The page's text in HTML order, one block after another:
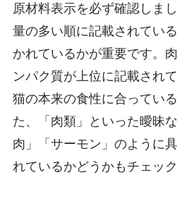
原材料表示を必ず確認しま
量の多い順に記載されてい
かれているかが重要です。
ンパク質が上位に記載され
猫の本来の食性に合ってい
た、「肉類」といった曖昧
肉」「サーモン」のように
れているかどうかもチェッ